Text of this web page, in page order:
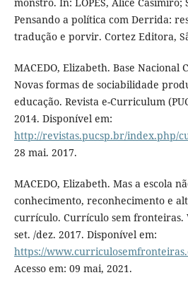
Pensando a política com Derrida:
tradução e porvir. Cortez Editora,
MACEDO, Elizabeth. Base Nacional
Novas formas de sociabilidade
educação. Revista e-Curriculum
2014. Disponível em:
http://revistas.pucsp.br/index.php/
28 mai. 2017.
MACEDO, Elizabeth. Mas a escola
conhecimento, reconhecimento e
currículo. Currículo sem fronteiras.
set. /dez. 2017. Disponível em:
https://
Acesso em: 09 mai, 2021.